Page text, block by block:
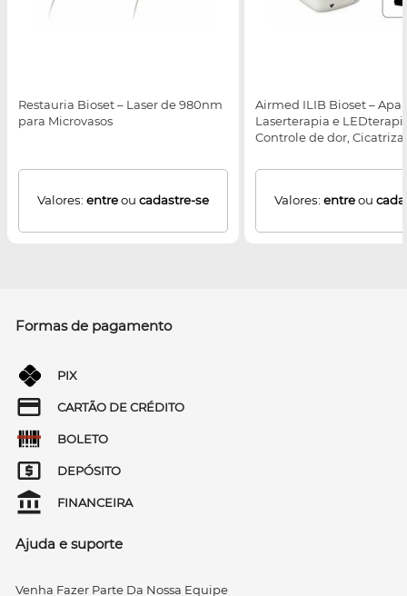
Restauria Bioset – Laser de 980nm
para Microvasos
Valores: entreou cadastre-se
Airmed ILIB Bioset –
Laserterapia e
Controle de dor,
Inflamatórias e
Valores: entreou
Formas de pagamento
PIX
CARTÃO DE CRÉDITO
BOLETO
DEPÓSITO
FINANCEIRA
Ajuda e suporte
Venha Fazer Parte Da Nossa Equipe